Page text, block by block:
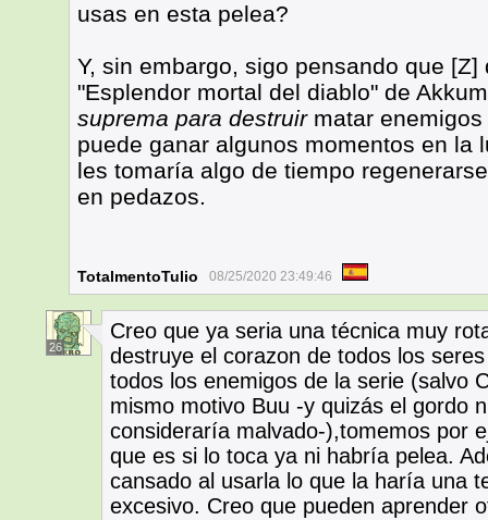
usas en esta pelea?
Y, sin embargo, sigo pensando que
"Esplendor mortal del diablo" de
suprema para destruir matar
puede ganar algunos momentos en la
les tomaría algo de tiempo
en pedazos.
TotalmentoTulio 08/25/2020 23:49:46
26
Creo que ya seria una técnica muy
destruye el corazon de todos los
todos los enemigos de la serie (salvo
mismo motivo Buu -y quizás el gordo
consideraría malvado-),tomemos por
que es si lo toca ya ni habría pelea.
cansado al usarla lo que la haría una
excesivo. Creo que pueden aprender